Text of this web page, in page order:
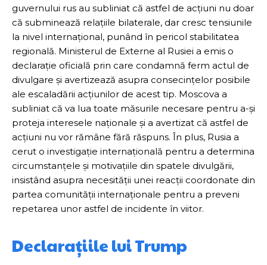
guvernului rus au subliniat că astfel de acțiuni nu doar
că subminează relațiile bilaterale, dar cresc tensiunile
la nivel internațional, punând în pericol stabilitatea
regională. Ministerul de Externe al Rusiei a emis o
declarație oficială prin care condamnă ferm actul de
divulgare și avertizează asupra consecințelor posibile
ale escaladării acțiunilor de acest tip. Moscova a
subliniat că va lua toate măsurile necesare pentru a-și
proteja interesele naționale și a avertizat că astfel de
acțiuni nu vor rămâne fără răspuns. În plus, Rusia a
cerut o investigație internațională pentru a determina
circumstanțele și motivațiile din spatele divulgării,
insistând asupra necesității unei reacții coordonate din
partea comunității internaționale pentru a preveni
repetarea unor astfel de incidente în viitor.
Declarațiile lui Trump